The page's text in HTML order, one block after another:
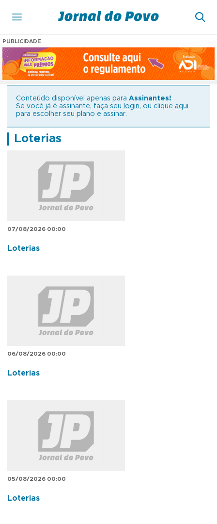
PUBLICIDADE
Conteúdo disponível apenas para Assinantes!
Se você já é assinante, faça seu
login, ou clique aqui
para escolher seu plano e assinar.
Loterias
07/08/2026 00:00
Loterias
06/08/2026 00:00
Loterias
05/08/2026 00:00
Loterias